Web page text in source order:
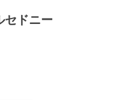
セドニー